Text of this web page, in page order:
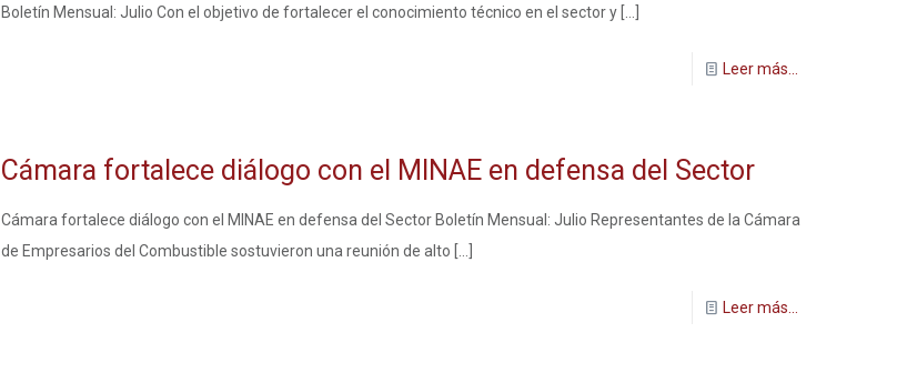
Boletín Mensual: Julio Con el objetivo de fortalecer el conocimiento técnico en el sector y[…]
Leer más...
Cámara fortalece diálogo con el MINAE en defensa del Sector
Cámara fortalece diálogo con el MINAE en defensa del Sector Boletín Mensual: Julio Representantes de la Cámara
de Empresarios del Combustible sostuvieron una reunión de alto
Leer más...